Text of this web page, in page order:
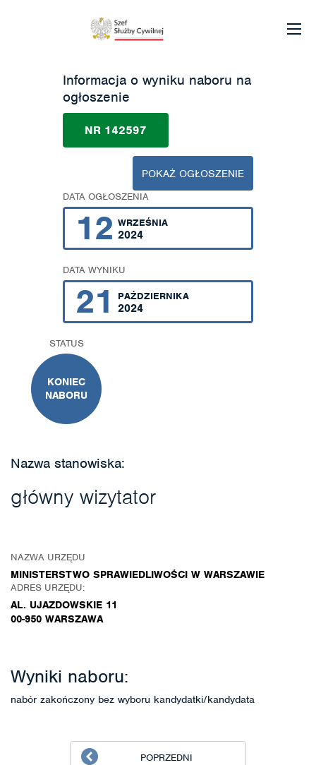
Informacja o wyniku naboru na
ogłoszenie
NR 142597
POKAŻ OGŁOSZENIE
DATA OGŁOSZENIA
12 WRZEŚNIA
2024
DATA WYNIKU
21 PAŹDZIERNIKA
2024
STATUS
KONIEC
NABORU
Nazwa stanowiska:
główny wizytator
NAZWA URZĘDU
MINISTERSTWO SPRAWIEDLIWOŚCI W WARSZAWIE
ADRES URZĘDU:
AL. UJAZDOWSKIE 11
00-950 WARSZAWA
Wyniki naboru:
nabór zakończony bez wyboru kandydatki/kandydata
POPRZEDNI